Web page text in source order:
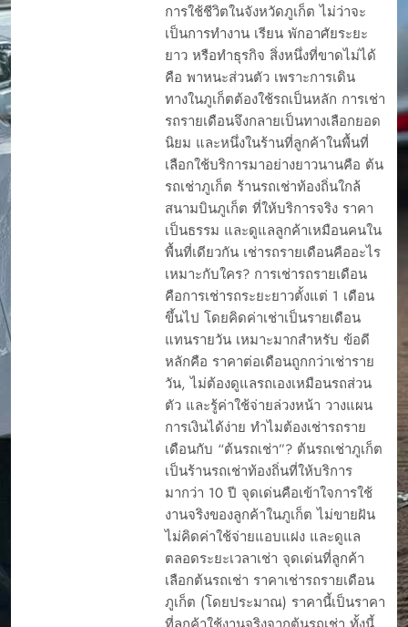
การใช้ชีวิตในจังหวัดภูเก็ต ไม่ว่าจะ
เป็นการทำงาน เรียน พักอาศัยระยะ
ยาว หรือทำธุรกิจ สิ่งหนึ่งที่ขาดไม่ได้
คือ พาหนะส่วนตัว เพราะการเดิน
ทางในภูเก็ตต้องใช้รถเป็นหลัก การเช่า
รถรายเดือนจึงกลายเป็นทางเลือกยอด
นิยม และหนึ่งในร้านที่ลูกค้าในพื้นที่
เลือกใช้บริการมาอย่างยาวนานคือ ต้น
รถเช่าภูเก็ต ร้านรถเช่าท้องถิ่นใกล้
สนามบินภูเก็ต ที่ให้บริการจริง ราคา
เป็นธรรม และดูแลลูกค้าเหมือนคนใน
พื้นที่เดียวกัน เช่ารถรายเดือนคืออะไร
เหมาะกับใคร? การเช่ารถรายเดือน
คือการเช่ารถระยะยาวตั้งแต่ 1 เดือน
ขึ้นไป โดยคิดค่าเช่าเป็นรายเดือน
แทนรายวัน เหมาะมากสำหรับ ข้อดี
หลักคือ ราคาต่อเดือนถูกกว่าเช่าราย
วัน, ไม่ต้องดูแลรถเองเหมือนรถส่วน
ตัว และรู้ค่าใช้จ่ายล่วงหน้า วางแผน
การเงินได้ง่าย ทำไมต้องเช่ารถราย
เดือนกับ “ต้นรถเช่า”? ต้นรถเช่าภูเก็ต
เป็นร้านรถเช่าท้องถิ่นที่ให้บริการ
มากว่า 10 ปี จุดเด่นคือเข้าใจการใช้
งานจริงของลูกค้าในภูเก็ต ไม่ขายฝัน
ไม่คิดค่าใช้จ่ายแอบแฝง และดูแล
ตลอดระยะเวลาเช่า จุดเด่นที่ลูกค้า
เลือกต้นรถเช่า ราคาเช่ารถรายเดือน
ภูเก็ต (โดยประมาณ) ราคานี้เป็นราคา